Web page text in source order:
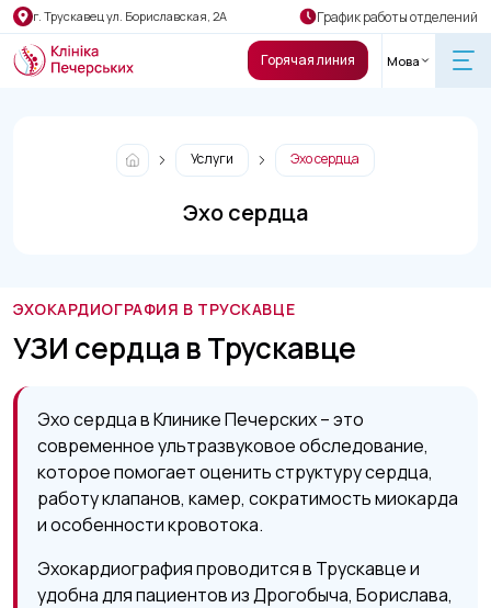
г. Трускавец ул. Бориславская, 2А График работы отделений
Горячая линия Мова
Услуги Эхо сердца
Эхо сердца
ЭХОКАРДИОГРАФИЯ В ТРУСКАВЦЕ
УЗИ сердца в Трускавце
Эхо сердца в Клинике Печерских – это
современное ультразвуковое обследование,
которое помогает оценить структуру сердца,
работу клапанов, камер, сократимость миокарда
и особенности кровотока.
Эхокардиография проводится в Трускавце и
удобна для пациентов из Дрогобыча, Борислава,